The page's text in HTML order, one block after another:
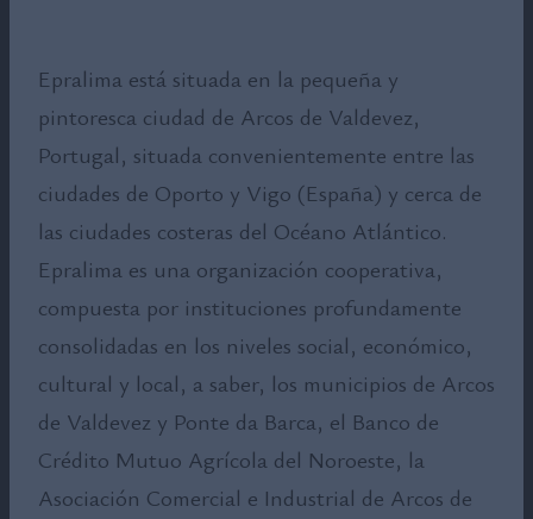
Epralima está situada en la pequeña y
pintoresca ciudad de Arcos de Valdevez,
Portugal, situada convenientemente entre las
ciudades de Oporto y Vigo (España) y cerca de
las ciudades costeras del Océano Atlántico.
Epralima es una organización cooperativa,
compuesta por instituciones profundamente
consolidadas en los niveles social, económico,
cultural y local, a saber, los municipios de Arcos
de Valdevez y Ponte da Barca, el Banco de
Crédito Mutuo Agrícola del Noroeste, la
Asociación Comercial e Industrial de Arcos de